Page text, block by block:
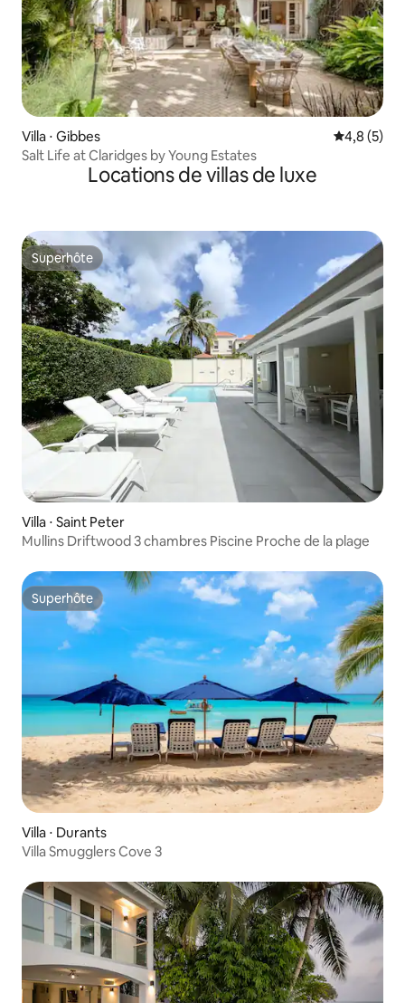
Villa ⋅ Gibbes Évaluation
4,8 (5)
Salt Life at Claridges by Young Estates
Locations de villas de luxe
Superhôte
Superhôte
Villa ⋅ Saint Peter
Mullins Driftwood 3 chambres Piscine Proche de la plage
Superhôte
Superhôte
Villa ⋅ Durants
Villa Smugglers Cove 3